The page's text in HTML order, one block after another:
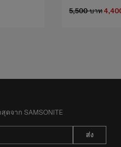
5,500 บาท
ดจาก SAMSONITE
ส่ง